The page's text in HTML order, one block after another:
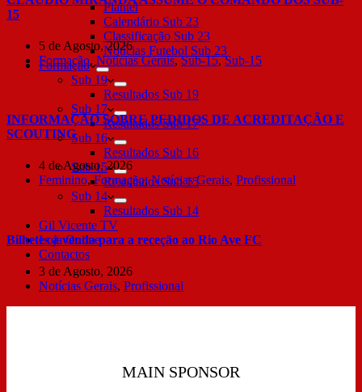
Plantel
Calendário Sub 23
Classificação Sub 23
Notícias Futebol Sub 23
Formação
Sub 19
Resultados Sub 19
Sub 17
Resultados Sub 17
Sub 16
Resultados Sub 16
Sub 15
Resultados Sub 15
Sub 14
Resultados Sub 14
Gil Vicente TV
Loja Online
Contactos
15
5 de Agosto, 2026
Formação, Notícias Gerais,Sub-15,Sub-15
INFORMAÇÃO SOBRE PEDIDOS DE ACREDITAÇÃO E
SCOUTING
4 de Agosto, 2026
Feminino,Formação,Notícias Gerais, Profissional
Bilhetes à venda para a receção ao Rio Ave FC
3 de Agosto, 2026
Notícias Gerais, Profissional
MAIN SPONSOR